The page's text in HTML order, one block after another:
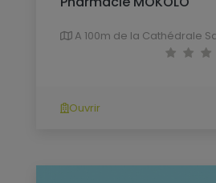
A 100m de la Cathédrale
Ouvrir